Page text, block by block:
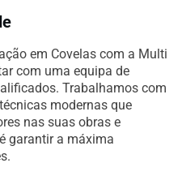
em Covelas com a Multi
com uma equipa de
Trabalhamos com
modernas que
nas suas obras e
garantir a máxima